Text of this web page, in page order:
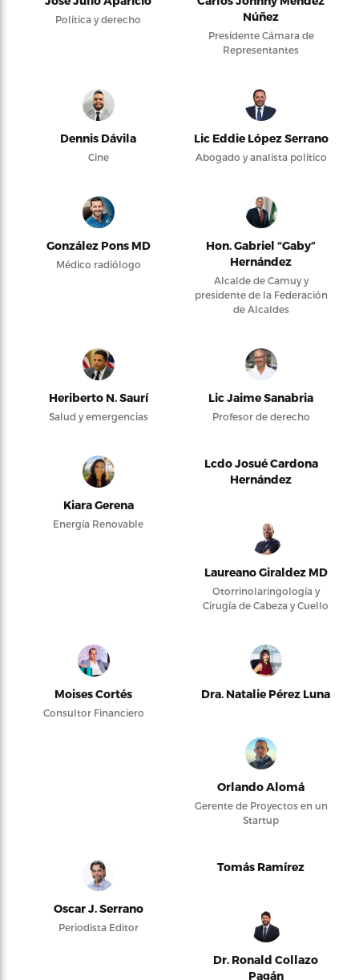
Política y derecho
Núñez
Presidente Cámara de
Representantes
Dennis Dávila
Cine
Lic Eddie López Serrano
Abogado y analista político
González Pons MD
Médico radiólogo
Hon. Gabriel “Gaby”
Hernández
Alcalde de Camuy y
presidente de la Federación
de Alcaldes
Heriberto N. Saurí
Salud y emergencias
Lic Jaime Sanabria
Profesor de derecho
Kiara Gerena
Energía Renovable
Lcdo Josué Cardona
Hernández
Laureano Giraldez MD
Otorrinolaringología y
Cirugía de Cabeza y Cuello
Moises Cortés
Consultor Financiero
Dra. Natalie Pérez Luna
Orlando Alomá
Gerente de Proyectos en un
Startup
Oscar J. Serrano
Periodista Editor
Tomás Ramírez
Dr. Ronald Collazo
Pagán